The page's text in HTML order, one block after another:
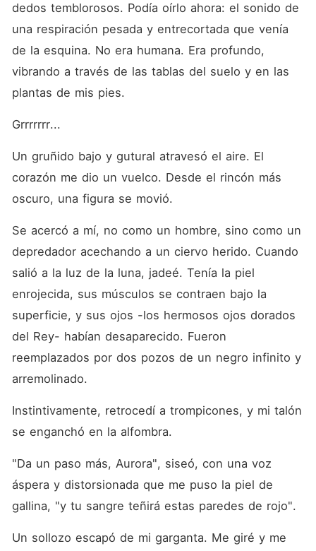
dedos temblorosos. Podía oírlo ahora: el sonido de
una respiración pesada y entrecortada que venía
de la esquina. No era humana. Era profundo,
vibrando a través de las tablas del suelo y en las
plantas de mis pies.
Grrrrrrr...
Un gruñido bajo y gutural atravesó el aire. El
corazón me dio un vuelco. Desde el rincón más
oscuro, una figura se movió.
Se acercó a mí, no como un hombre, sino como un
depredador acechando a un ciervo herido. Cuando
salió a la luz de la luna, jadeé. Tenía la piel
enrojecida, sus músculos se contraen bajo la
superficie, y sus ojos -los hermosos ojos dorados
del Rey- habían desaparecido. Fueron
reemplazados por dos pozos de un negro infinito y
arremolinado.
Instintivamente, retrocedí a trompicones, y mi talón
se enganchó en la alfombra.
"Da un paso más, Aurora", siseó, con una voz
áspera y distorsionada que me puso la piel de
gallina, "y tu sangre teñirá estas paredes de rojo".
Un sollozo escapó de mi garganta. Me giré y me